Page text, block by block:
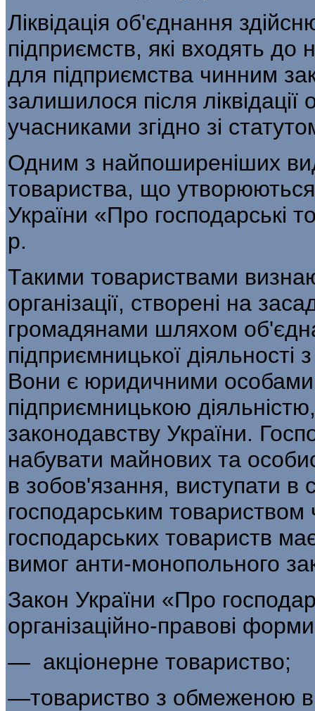
Ліквідація об'єднання
підприємств, які входять
для підприємства чинним
залишилося після
учасниками згідно зі
Одним з найпоширеніших
това­риства, що утворюються
України «Про госпо­дарські
р.
Такими товариствами
організа­ції, створені на
громадянами шля­хом
підприємницької
Вони є юридичними
підприємницькою
законодавству Ук­раїни.
набувати майнових та
в зобов'язання, виступати в
господарським товариством
господарських товариств
вимог анти-монопольного
Закон України «Про
органі­заційно-правові
— акціонерне товариство;
—товариство з обмеженою